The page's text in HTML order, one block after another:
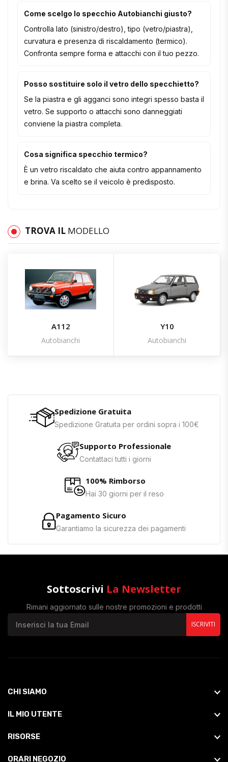
Come scelgo lo specchio Autobianchi giusto?
Controlla lato (sinistro/destro), tipo (vetro/piastra),
curvatura e presenza di riscaldamento (termico).
Confronta sempre forma e attacchi con il tuo pezzo.
Posso sostituire solo il vetro dello specchietto?
Se la piastra e gli agganci sono integri spesso basta il
vetro. Se supporto o attacchi sono danneggiati
conviene la piastra completa.
Cosa significa specchio termico?
È un vetro riscaldato che aiuta contro appannamento
e brina. Va scelto se il veicolo è predisposto.
TROVA IL MODELLO
A112
Autobianchi
Y10
Autobianchi
Spedizione Gratuita
Spedizione Gratuita per ordini sopra i 100€
Supporto Professionale
Contattaci tutti i giorni
100% Rimborso
Hai 30 giorni per il reso
Pagamento Sicuro
Garantiamo la sicurezza dei pagamenti
Sottoscrivi La Newsletter
Rimani aggiornato sulle nostre promozioni e prodotti
ISCRIVITI
CHI SIAMO
IL MIO UTENTE
RISORSE
ORARI NEGOZIO